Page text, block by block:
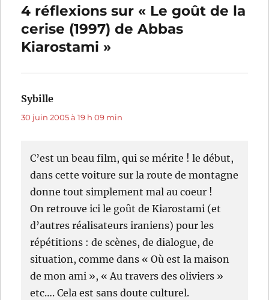
4 réflexions sur « Le goût de la
cerise (1997) de Abbas
Kiarostami »
Sybille
30 juin 2005 à 19 h 09 min
C’est un beau film, qui se mérite ! le début,
dans cette voiture sur la route de montagne
donne tout simplement mal au coeur !
On retrouve ici le goût de Kiarostami (et
d’autres réalisateurs iraniens) pour les
répétitions : de scènes, de dialogue, de
situation, comme dans « Où est la maison
de mon ami », « Au travers des oliviers »
etc…. Cela est sans doute culturel.